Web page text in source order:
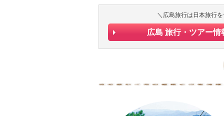
＼広島旅行は日本旅行
広島 旅行・ツアー情